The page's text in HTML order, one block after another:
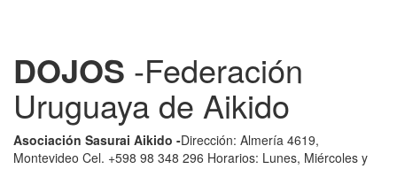
DOJOS -Federación
Uruguaya de Aikido
Asociación Sasurai Aikido -Dirección: Almería 4619,
Montevideo Cel. +598 98 348 296 Horarios: Lunes, Miércoles y